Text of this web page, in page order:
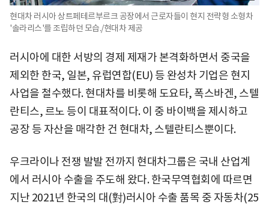
현대차 러시아 상트페테르부르크 공장에서 근로자들이 현지 전략형 소형차
'솔라리스'를 조립하던 모습./현대차 제공
러시아에 대한 서방의 경제 제재가 본격화하면서 중국을
제외한 한국, 일본, 유럽연합(EU) 등 완성차 기업은 현지
사업을 철수했다. 현대차를 비롯해 도요타, 폭스바겐, 스텔
란티스, 르노 등이 대표적이다. 이 중 바이백을 제시하고
공장 등 자산을 매각한 건 현대차, 스텔란티스뿐이다.
우크라이나 전쟁 발발 전까지 현대차그룹은 국내 산업계
에서 러시아 수출을 주도해 왔다. 한국무역협회에 따르면
지난 2021년 한국의 대(對)러시아 수출 품목 중 자동차(25